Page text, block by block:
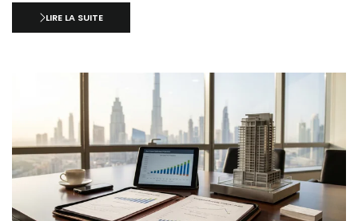
LIRE LA SUITE